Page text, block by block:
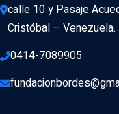
calle 10 y Pasaje
Cristóbal – Venezuela.
0414-7089905